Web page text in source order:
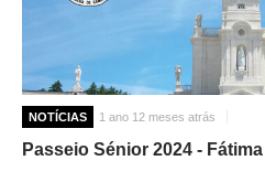
NOTÍCIAS 1 ano 12 meses atrás
Passeio Sénior 2024 - Fátima